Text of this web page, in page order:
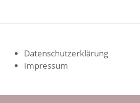
Datenschutzerklärung
Impressum